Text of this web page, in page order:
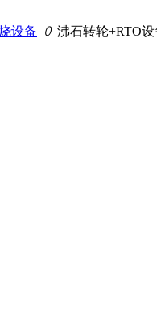
设备 ꄲ 沸石转轮+RTO